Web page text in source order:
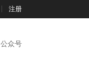
注册
公众号